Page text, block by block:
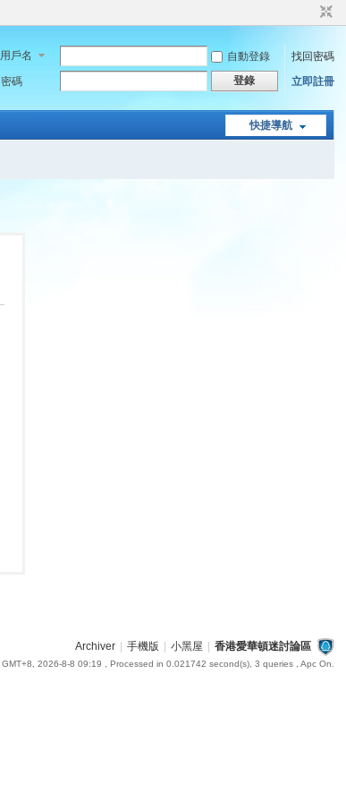
用戶名 自動登錄
找回密碼
密碼
登錄 立即註冊
快捷導航
Archiver 手機版 小黑屋 香港愛華頓迷討論區
GMT+8, 2026-8-8 09:19 , Processed in 0.021742 second(s), 3 queries , Apc On.